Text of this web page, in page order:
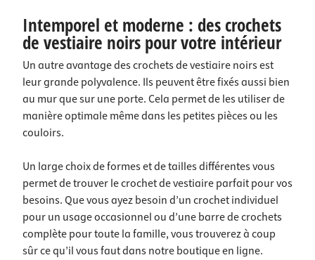
Intemporel et moderne : des crochets
de vestiaire noirs pour votre intérieur
Un autre avantage des crochets de vestiaire noirs est
leur grande polyvalence. Ils peuvent être fixés aussi bien
au mur que sur une porte. Cela permet de les utiliser de
manière optimale même dans les petites pièces ou les
couloirs.
Un large choix de formes et de tailles différentes vous
permet de trouver le crochet de vestiaire parfait pour vos
besoins. Que vous ayez besoin d’un crochet individuel
pour un usage occasionnel ou d’une barre de crochets
complète pour toute la famille, vous trouverez à coup
sûr ce qu’il vous faut dans notre boutique en ligne.